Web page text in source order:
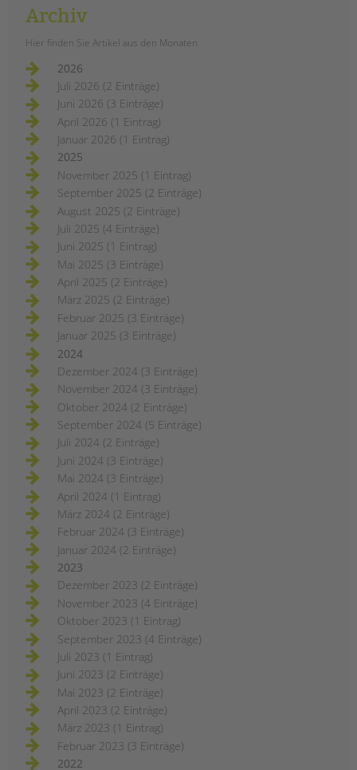
Archiv
Hier finden Sie Artikel aus den Monaten
2026
Juli 2026 (2 Einträge)
Juni 2026 (3 Einträge)
April 2026 (1 Eintrag)
Januar 2026 (1 Eintrag)
2025
November 2025 (1 Eintrag)
September 2025 (2 Einträge)
August 2025 (2 Einträge)
Juli 2025 (4 Einträge)
Juni 2025 (1 Eintrag)
Mai 2025 (3 Einträge)
April 2025 (2 Einträge)
März 2025 (2 Einträge)
Februar 2025 (3 Einträge)
Januar 2025 (3 Einträge)
2024
Dezember 2024 (3 Einträge)
November 2024 (3 Einträge)
Oktober 2024 (2 Einträge)
September 2024 (5 Einträge)
Juli 2024 (2 Einträge)
Juni 2024 (3 Einträge)
Mai 2024 (3 Einträge)
April 2024 (1 Eintrag)
März 2024 (2 Einträge)
Februar 2024 (3 Einträge)
Januar 2024 (2 Einträge)
2023
Dezember 2023 (2 Einträge)
November 2023 (4 Einträge)
Oktober 2023 (1 Eintrag)
September 2023 (4 Einträge)
Juli 2023 (1 Eintrag)
Juni 2023 (2 Einträge)
Mai 2023 (2 Einträge)
April 2023 (2 Einträge)
März 2023 (1 Eintrag)
Februar 2023 (3 Einträge)
2022